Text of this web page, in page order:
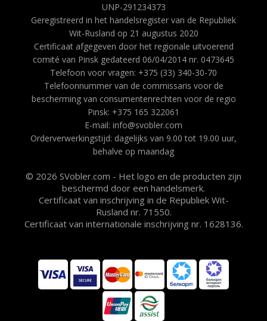
UNP-291234373
Geregistreerd in het handelsregister van de Republiek
Wit-Rusland op 21 augustus 2020
Certificaat afgegeven door het regionale uitvoerend
comité van Pinsk gedateerd 06/04/2014 nr. 0473645
Telefoon voor vragen: +375 (33) 340-30-70
Telefoonnummer van de commissaris voor de
bescherming van consumentenrechten voor de regio
Pinsk: +375 165 322061
E-mail: info@svobler.com
Orderverwerkingstijd: dagelijks van 9.00 tot 19.00 uur,
behalve op maandag
© 2026 SVobler.com - Het logo en de producten zijn
beschermd door een handelsmerk.
Certificaat van inschrijving in de Republiek Wit-
Rusland nr. 71550.
Certificaat van internationale inschrijving nr. 1628136.